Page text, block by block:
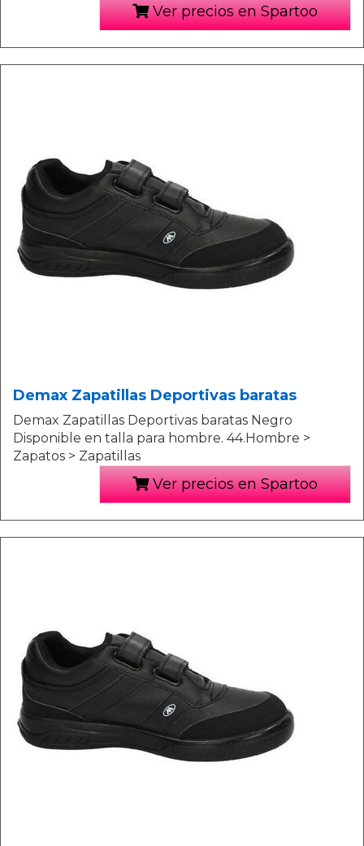
Ver precios en Spartoo
Demax Zapatillas Deportivas baratas
Demax Zapatillas Deportivas baratas Negro
Disponible en talla para hombre. 44.Hombre >
Zapatos > Zapatillas
Ver precios en Spartoo